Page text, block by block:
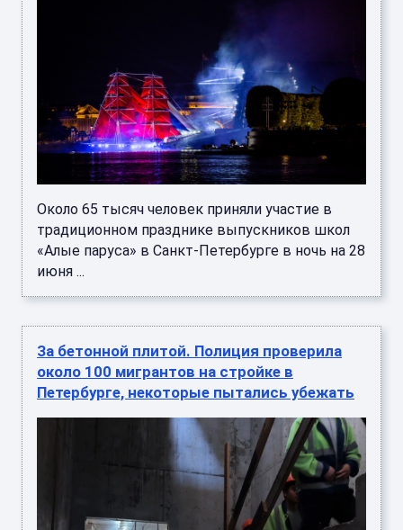
Около 65 тысяч человек приняли участие в
традиционном празднике выпускников школ
«Алые паруса» в Санкт-Петербурге в ночь на 28
июня ...
За бетонной плитой. Полиция проверила
около 100 мигрантов на стройке в
Петербурге, некоторые пытались убежать